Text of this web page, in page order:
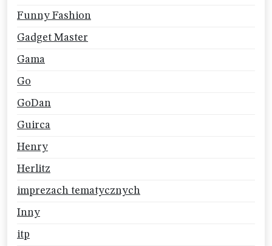
Funny Fashion
Gadget Master
Gama
Go
GoDan
Guirca
Henry
Herlitz
imprezach tematycznych
Inny
itp